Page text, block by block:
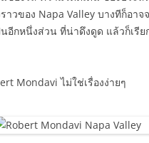
าวของ Napa Valley บางทีก็อา
นอีกหนึ่งส่วน ที่น่าดึงดูด แล้วก็เรี
Mondavi ไม่ใช่เรื่องง่ายๆ